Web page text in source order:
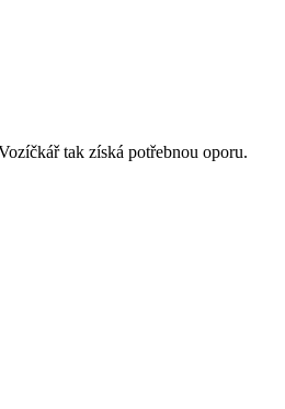
tak získá potřebnou oporu.